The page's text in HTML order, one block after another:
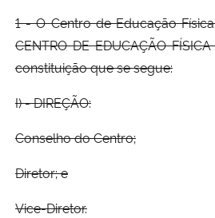
1 - O Centro de Educação
CENTRO DE EDUCAÇÃO
constituição que se segue:
I) - DIREÇÃO:
Conselho do Centro;
Diretor; e
Vice-Diretor.